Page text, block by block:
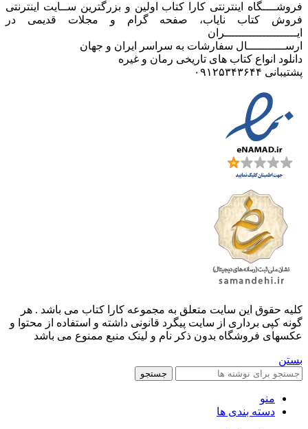
فروشــــگاه اینترنتی کارا کتاب اولین و بزرگترین ســایت اینترنتی
فروش کتاب نایاب، صفحه گرام و مجلات قدیمی در
ایـــــــــــــــــــــران
ارســـــــــــال سفارشات به سراسر ایران و جهان
دانلود انواع کتاب های تاریخی رمان و غیره
پشتیبانی ۰۹۱۲۵۳۴۳۶۴۴
کليه حقوق اين سايت متعلق به مجموعه کارا کتاب می باشد . هر
گونه کپی برداری از سایت پیگرد قانونی داشته و استفاده از محتوا و
عکسهای فروشگاه بدون ذکر نام و لینک منبع ممنوع می باشد
بستن
جستجو
منو
دسته بندی ها